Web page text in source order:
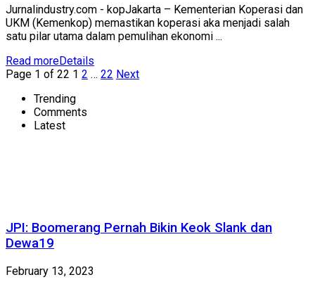
Jurnalindustry.com - kopJakarta – Kementerian Koperasi dan
UKM (Kemenkop) memastikan koperasi aka menjadi salah
satu pilar utama dalam pemulihan ekonomi ...
Read moreDetails
Page 1 of 22 1 2 … 22 Next
Trending
Comments
Latest
JPI: Boomerang Pernah Bikin Keok Slank dan
Dewa19
February 13, 2023